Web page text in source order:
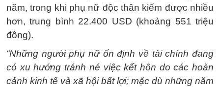
năm, trong khi phụ nữ độc thân kiếm được nhiều
hơn, trung bình 22.400 USD (khoảng 551 triệu
đồng).
“Những người phụ nữ ổn định về tài chính đang
có xu hướng tránh né việc kết hôn do các hoàn
cảnh kinh tế và xã hội bất lợi; mặc dù những năm